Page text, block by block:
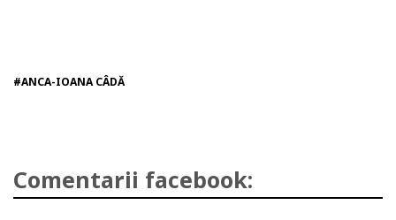
#ANCA-IOANA CÂDĂ
Comentarii facebook: